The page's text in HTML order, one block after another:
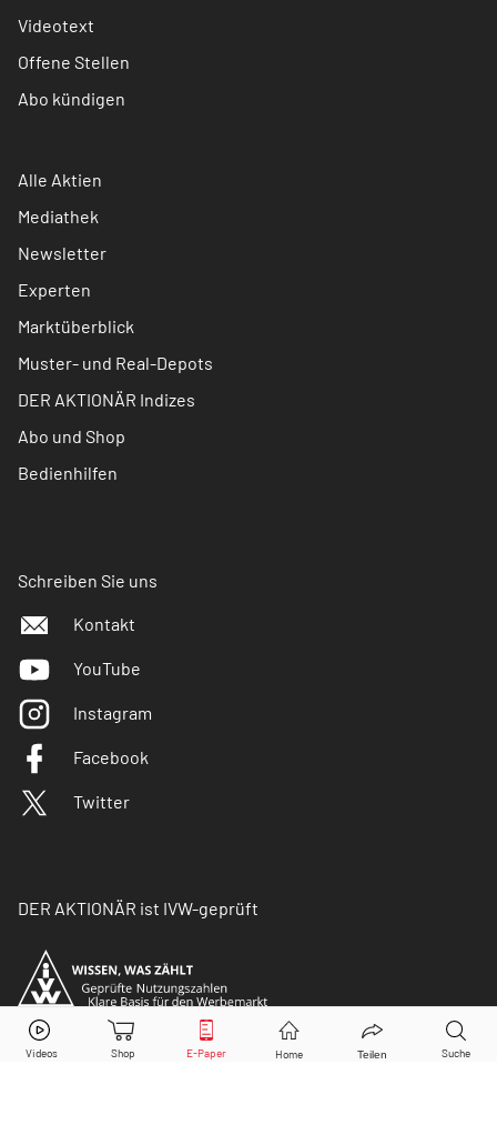
Videotext
Offene Stellen
Abo kündigen
Alle Aktien
Mediathek
Newsletter
Experten
Marktüberblick
Muster- und Real-Depots
DER AKTIONÄR Indizes
Abo und Shop
Bedienhilfen
Schreiben Sie uns
Kontakt
YouTube
Instagram
Facebook
Twitter
DER AKTIONÄR ist IVW-geprüft